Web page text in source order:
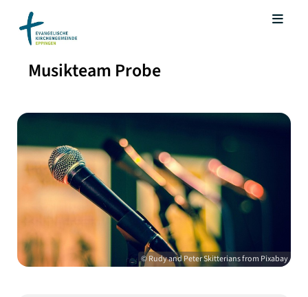
Musikteam Probe
© Rudy and Peter Skitterians from Pixabay